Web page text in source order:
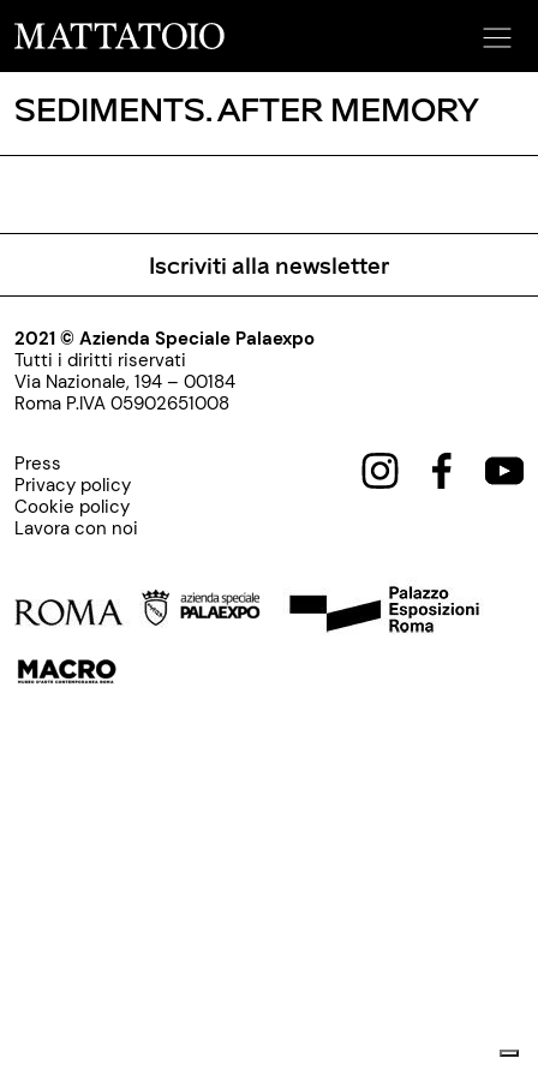
SEDIMENTS. AFTER MEMORY
Iscriviti alla newsletter
2021 © Azienda Speciale Palaexpo
Tutti i diritti riservati
Via Nazionale, 194 – 00184
Roma P.IVA 05902651008
Press
Privacy policy
Cookie policy
Lavora con noi